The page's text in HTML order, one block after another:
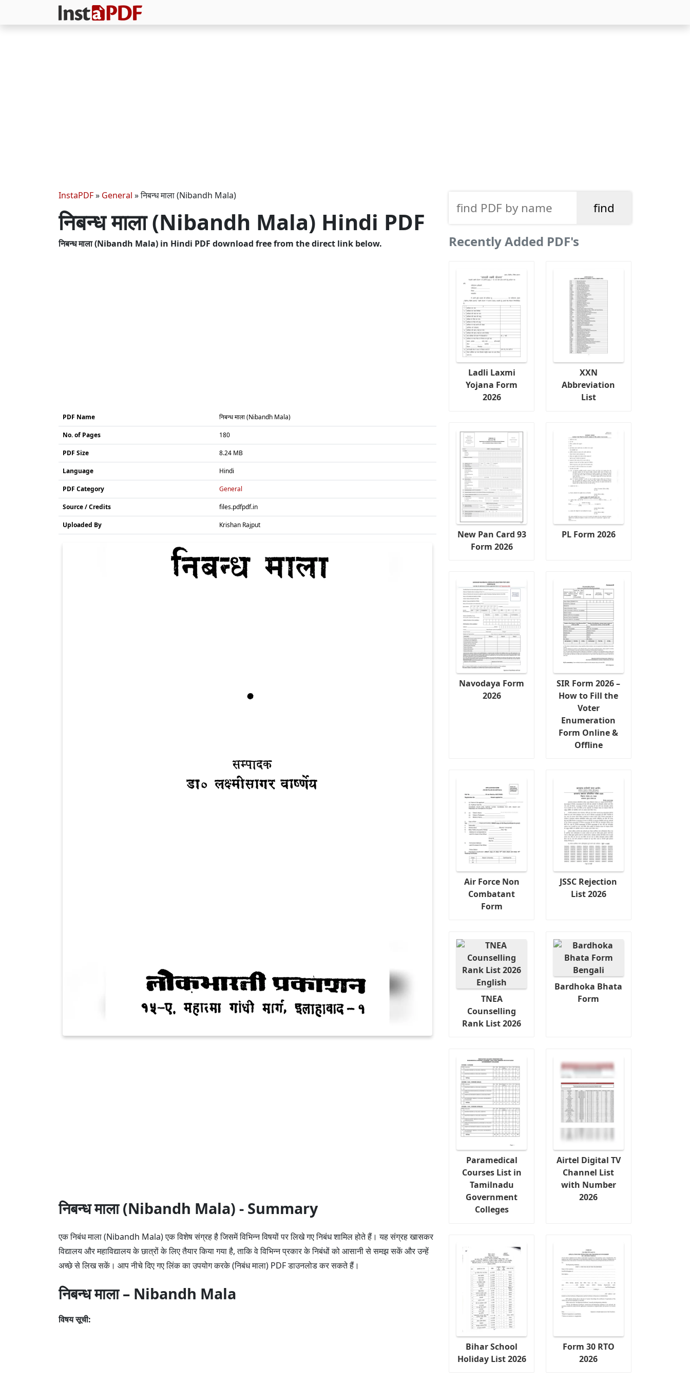
InstaPDF» General »निबन्ध माला (Nibandh Mala)
निबन्ध माला (Nibandh Mala) Hindi PDF
निबन्ध माला (Nibandh Mala) in Hindi PDF download free from the direct link below.
PDF Name निबन्ध माला (Nibandh Mala)
No. of Pages 180
PDF Size 8.24 MB
Language Hindi
PDF Category General
Source / Credits files.pdfpdf.in
Uploaded By Krishan Rajput
निबन्ध माला (Nibandh Mala) - Summary
एक निबंध माला (Nibandh Mala) एक विशेष संग्रह है जिसमें विभिन्न विषयों पर लिखे गए निबंध शामिल होते हैं। यह संग्रह खासकर
विद्यालय और महाविद्यालय के छात्रों के लिए तैयार किया गया है, ताकि वे विभिन्न प्रकार के निबंधों को आसानी से समझ सकें और उन्हें
अच्छे से लिख सकें। आप नीचे दिए गए लिंक का उपयोग करके (निबंध माला) PDF डाउनलोड कर सकते हैं।
निबन्ध माला – Nibandh Mala
विषय सूची:
Recently Added PDF's
Ladli Laxmi
Yojana Form
2026
XXN
Abbreviation
List
New Pan Card 93
Form 2026
PL Form 2026
Navodaya Form
2026
SIR Form 2026 –
How to Fill the
Voter
Enumeration
Form Online &
Offline
Air Force Non
Combatant
Form
JSSC Rejection
List 2026
TNEA
Counselling
Rank List 2026
Bardhoka Bhata
Form
Paramedical
Courses List in
Tamilnadu
Government
Colleges
Airtel Digital TV
Channel List
with Number
2026
Bihar School
Holiday List 2026
Form 30 RTO
2026